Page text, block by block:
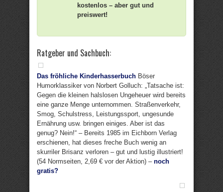
kostenlos – aber gut und
preiswert!
Ratgeber und Sachbuch:
Das fröhliche Kinderhasserbuch Böser
Humorklassiker von Norbert Golluch: „Tatsache ist:
Gegen die kleinen halslosen Ungeheuer wird bereits
eine ganze Menge unternommen. Straßenverkehr,
Smog, Schulstress, Leistungssport, ungesunde
Ernährung usw. bringen einiges. Aber ist das
genug? Nein!“ – Bereits 1985 im Eichborn Verlag
erschienen, hat dieses freche Buch wenig an
skurriler Brisanz verloren – gut und lustig illustriert!
(54 Normseiten, 2,69 € vor der Aktion) – noch
gratis?